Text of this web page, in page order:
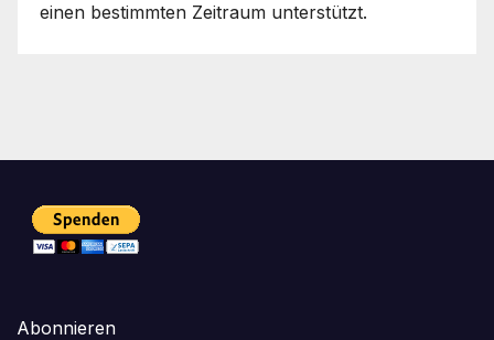
einen bestimmten Zeitraum unterstützt.
Abonnieren